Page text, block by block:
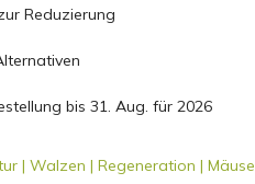
Reduzierung
bis 31. Aug. für 2026
| Walzen | Regeneration | Mäuse